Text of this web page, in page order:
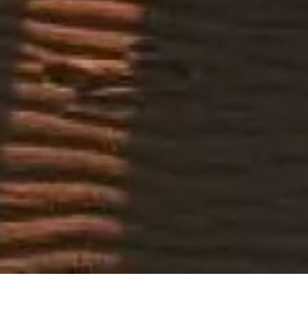
Välj dina biljetter
Besökstider
Sevärdheter
FAQ
Juridik
Juridisk information
Om oss
Integritetspolicy
Cookiepolicy
Webbplatskarta
Skapad med ❤️ för resenärer och historieälskare över hela världen,
av någon som liknar dem.
Din personliga guide till Ökensafari i Dubai. Fråga mig om biljetter,
öppettider och mer!
💬